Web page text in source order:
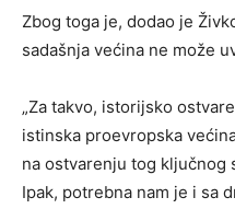
Zbog toga je, dodao je
sadašnja većina ne može
„Za takvo, istorijsko
istinska proevropska
na ostvarenju tog
Ipak, potrebna nam je i sa